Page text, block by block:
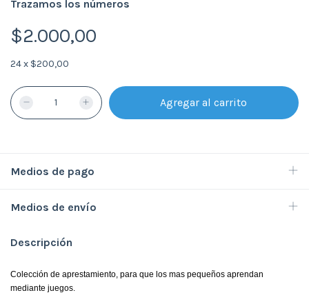
Trazamos los números
$2.000,00
24x $200,00
Medios de pago
Medios de envío
Descripción
Colección de aprestamiento, para que los mas pequeños aprendan
mediante juegos.